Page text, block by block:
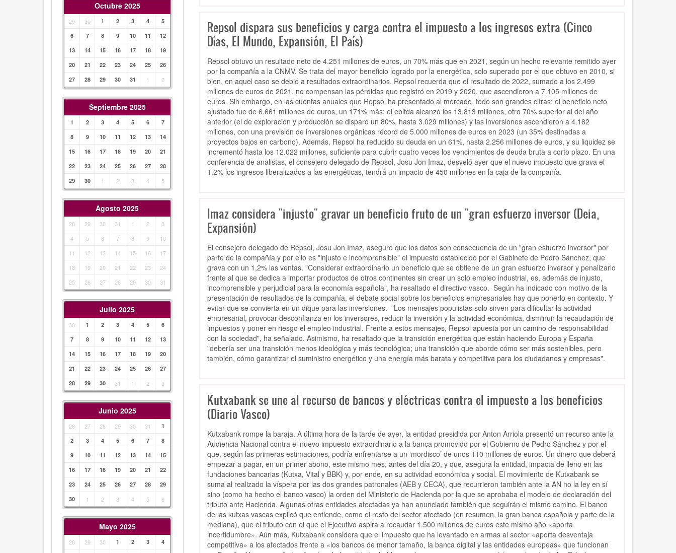
Octubre 2025
29 30 1 2 3 4
5
6
7 8 9 10 11
12
13
14 15 16 17 18
19
20
21 22 23 24 25
26
27
28 29 30 31 1 2
Septiembre 2025
1 2 3 4 5 6
7
8
9 10 11 12 13
14
15
16 17 18 19 20
21
22
23 24 25 26 27
28
29
30 1 2 3 4 5
Agosto 2025
28 29 30 31 1 2
3
4
5 6 7 8 9
10
11
12 13 14 15 16
17
18
19 20 21 22 23
24
25
26 27 28 29 30 31
Julio 2025
30 1 2 3 4 5
6
7
8 9 10 11 12
13
14
15 16 17 18 19
20
21
22 23 24 25 26
27
28
29 30 31 1 2 3
Junio 2025
26 27 28 29 30 31
1
2
3 4 5 6 7
8
9
10 11 12 13 14
15
16
17 18 19 20 21
22
23
24 25 26 27 28
29
30
1 2 3 4 5 6
Mayo 2025
28 29 30 1 2 3
4
Repsol dispara sus beneficios y carga contra el impuesto a los ingresos extra (Cinco
Días, El Mundo, Expansión, El País)
Repsol obtuvo un resultado neto de 4.251 millones de euros, un 70% más que en 2021, según un hecho relevante remitido ayer
por la compañía a la CNMV. Se trata del mayor beneficio logrado por la energética, solo superado por el que obtuvo en 2010, si
bien, en aquel caso se debió a resultados extraordinarios. Repsol recuerda que el resultado de 2022, sumado a los 2.499
millones de euros de 2021, no compensan las pérdidas que registró en 2019 y 2020, que ascendieron a 7.105 millones de
euros. Sin embargo, en las cuentas anuales que Repsol ha presentado al mercado, todo son grandes cifras: el beneficio neto
ajustado fue de 6.661 millones de euros, un 171% más; el ebitda alcanzó los 13.813 millones, otro 70% superior al del año
anterior (el de exploración y producción se disparó un 80%, hasta 3.029 millones) y las inversiones ascendieron a 4.182
millones, con una previsión de inversiones orgánicas récord de 5.000 millones de euros en 2023 (un 35% destinadas a
proyectos bajos en carbono). Además, Repsol ha reducido su deuda en un 61%, hasta 2.256 millones de euros, y su liquidez se
incrementó hasta los 12.022 millones, suficiente para cubrir cuatro veces los vencimientos de deuda bruta a corto plazo. En una
conferencia de analistas, el consejero delegado de Repsol, Josu Jon Imaz, desveló ayer que el nuevo impuesto que grava el
1,2% los ingresos liberalizados a las energéticas, tendrá un impacto de 450 millones en la caja de la compañía.
Imaz considera "injusto" gravar un beneficio fruto de un "gran esfuerzo inversor (Deia,
Expansión)
El consejero delegado de Repsol, Josu Jon Imaz, aseguró que los datos son consecuencia de un "gran esfuerzo inversor" por
parte de la compañía y por ello es "injusto e incomprensible"el impuesto establecido por el Gabinete de Pedro Sánchez, que
grava con un 1,2% las ventas. "Considerar extraordinario un beneficio que se obtiene de un gran esfuerzo inversor y penalizarlo
frente al que se dedica a importarproductos de otros continentes sin crear un solo empleo industrial, es, además de injusto,
incomprensible yperjudicial para la economía española", ha resaltado el directivo vasco. Según ha indicado con motivo de la
presentación de resultados de la compañía, el debate social sobre los beneficios empresariales hay que ponerlo en contexto. Y
evitar que se convierta en un dique para las inversiones. "Los mensajes populistas solo sirven para dificultar la actividad
empresarial, provocar desconfianza en los inversores, reducir la inversión y la actividad económica, disminuir la recaudación de
impuestos y poner en riesgo el empleo industrial. Frente a estos mensajes, Repsol apuesta por un camino de responsabilidad
con la sociedad", ha señalado. Asimismo, ha resaltado que la transición energética que están haciendo Europa y España
"debería ser unatransición menos ideológica y más tecnológica; una transición que aborde cómo ser más sostenibles, pero
también, cómo garantizar el suministro energético y una energía más baratay competitiva para los ciudadanos y empresas".
Kutxabank se une al recurso de bancos y eléctricas contra el impuesto a los beneficios
(Diario Vasco)
Kutxabank rompe la baraja. A última hora de la tarde de ayer, la entidad presidida por Anton Arriola presentó un recurso ante la
Audiencia Nacional contra el nuevo impuesto extraordinario a la banca promovido por el Gobierno de Pedro Sánchez y por el
que, según las primeras estimaciones, podría enfrentarse a un ‘mordisco’ de unos 110 millones de euros. Un dinero que deberá
empezar a pagar, en un primer abono, este mismo mes, antes del día 20, y que, asegura la entidad, impacta de lleno en las
fundaciones bancarias (Kutxa, Vital y BBK) y, por ende, en su actividad económica y social. El movimiento de Kutxabank se
suma al realizado la víspera por las dos grandes patronales (AEB y CECA), que recurrieron también ante la AN no la ley en sí
sino (como ha hecho el banco vasco) la orden del Ministerio de Hacienda por la que se aprobaba el modelo de declaración del
tributo ante Hacienda. Algunas otras entidades afectadas ya han anunciado también que seguirán el mismo camino. El banco
de las kutxas vascas explicó que entiende, como el resto del sector afectado (en resumen, la gran banca española y parte de la
mediana), que el tributo con el que el Ejecutivo aspira a recaudar 1.500 millones de euros este mismo año «aporta
incertidumbre». Aún más, Kutxabank considera que el impuesto que ha levantado en armas al sector «aporta desventaja
competitiva» a los afectados frente a «los bancos de menor tamaño, la banca digital y las entidades europeas» que funcionan